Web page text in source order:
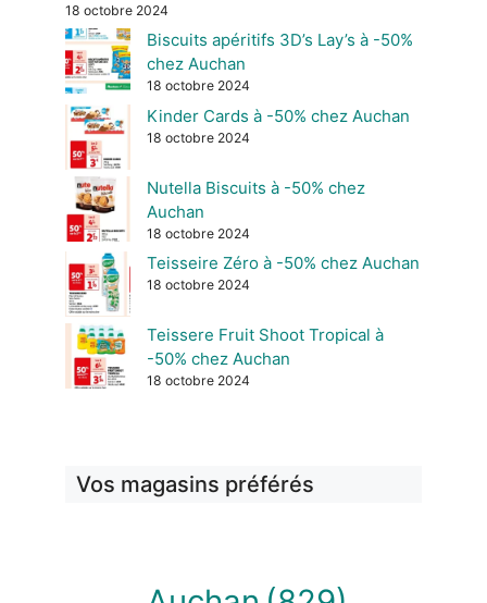
18 octobre 2024
Biscuits apéritifs 3D’s Lay’s à -50%
chez Auchan
18 octobre 2024
Kinder Cards à -50% chez Auchan
18 octobre 2024
Nutella Biscuits à -50% chez
Auchan
18 octobre 2024
Teisseire Zéro à -50% chez Auchan
18 octobre 2024
Teissere Fruit Shoot Tropical à
-50% chez Auchan
18 octobre 2024
Vos magasins préférés